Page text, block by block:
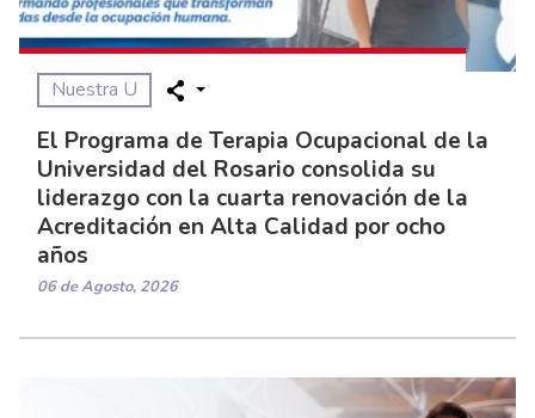
Nuestra U
El Programa de Terapia Ocupacional de la
Universidad del Rosario consolida su
liderazgo con la cuarta renovación de la
Acreditación en Alta Calidad por ocho
años
06 de Agosto, 2026